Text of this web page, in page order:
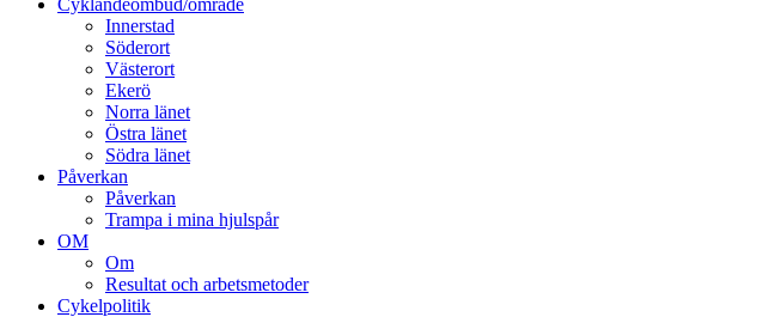
Cyklandeombud/område
Innerstad
Söderort
Västerort
Ekerö
Norra länet
Östra länet
Södra länet
Påverkan
Påverkan
Trampa i mina hjulspår
OM
Om
Resultat och arbetsmetoder
Cykelpolitik